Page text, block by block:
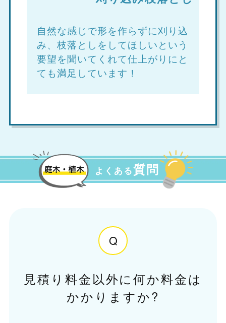
自然な感じで形を作らずに刈り込
み、枝落としをしてほしいという
要望を聞いてくれて仕上がりにと
ても満足しています！
よくある質問
Q
見積り料金以外に何か料金は
かかりますか?